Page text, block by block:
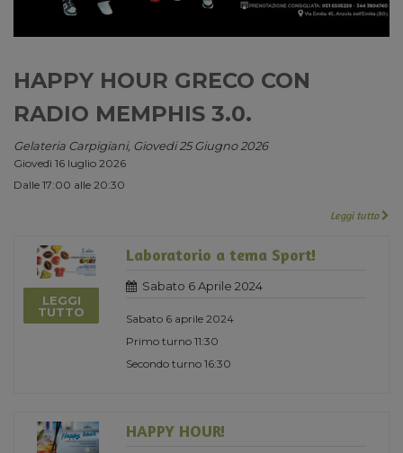
HAPPY HOUR GRECO CON
RADIO MEMPHIS 3.0.
Gelateria Carpigiani, Giovedi 25 Giugno 2026
Giovedì 16 luglio 2026
Dalle 17:00 alle 20:30
Leggi tutto
LEGGI
TUTTO
Laboratorio a tema Sport!
Sabato 6 Aprile 2024
Sabato 6 aprile 2024
Primo turno 11:30
Secondo turno 16:30
HAPPY HOUR!